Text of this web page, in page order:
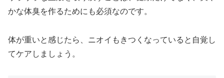
かな体臭を作るためにも必須なのです。
体が重いと感じたら、ニオイもきつくなっていると自覚し
てケアしましょう。